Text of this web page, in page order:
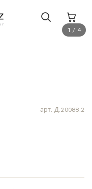
1 / 4
арт. Д.20088.2